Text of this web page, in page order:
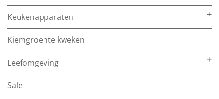
Keukenapparaten
Kiemgroente kweken
Leefomgeving
Sale